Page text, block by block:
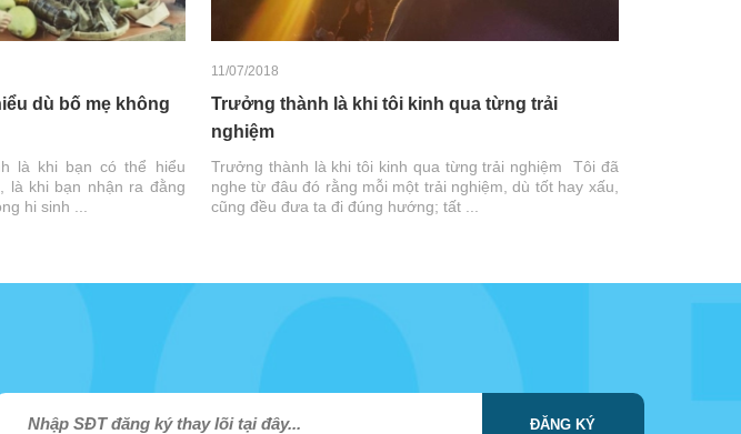
dù bố mẹ không
là khi bạn có thể hiểu
là khi bạn nhận ra đằng
hi sinh ...
11/07/2018
Trưởng thành là khi tôi kinh qua từng trải
nghiệm
Trưởng thành là khi tôi kinh qua từng trải nghiệm Tôi đã
nghe từ đâu đó rằng mỗi một trải nghiệm, dù tốt hay xấu,
cũng đều đưa ta đi đúng hướng; tất ...
ĐĂNG KÝ